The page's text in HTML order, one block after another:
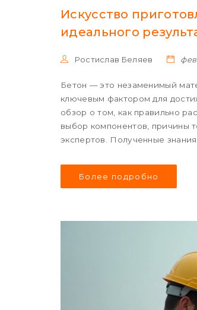
Искусство
идеального
Ростислав Беляев фев
Бетон — это незаменимый
ключевым фактором для
обзор о том, как правильно
выбор компонентов, причины
экспертов. Полученные
Более подробно